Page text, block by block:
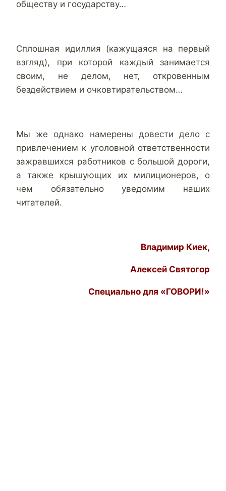
обществу и государству…
Сплошная идиллия (кажущаяся на первый
взгляд), при которой каждый занимается
своим, не делом, нет, откровенным
бездействием и очковтирательством…
Мы же однако намерены довести дело с
привлечением к уголовной ответственности
зажравшихся работников с большой дороги,
а также крышующих их милиционеров, о
чем обязательно уведомим наших
читателей.
Владимир Киек,
Алексей Святогор
Специально для «ГОВОРИ!»